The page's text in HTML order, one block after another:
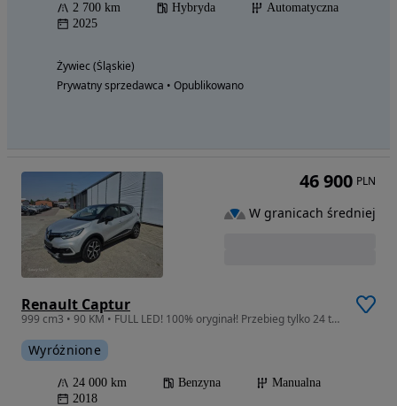
2 700 km Hybryda
Automatyczna
2025
Żywiec (Śląskie)
Prywatny sprzedawca • Opublikowano
Renault Captur
999 cm3 • 90 KM • FULL LED! 100% oryginał! Przebieg tylko 24 tys!!!
Wyróżnione
24 000 km Benzyna
Manualna
2018
46 900 PLN
W granicach średniej